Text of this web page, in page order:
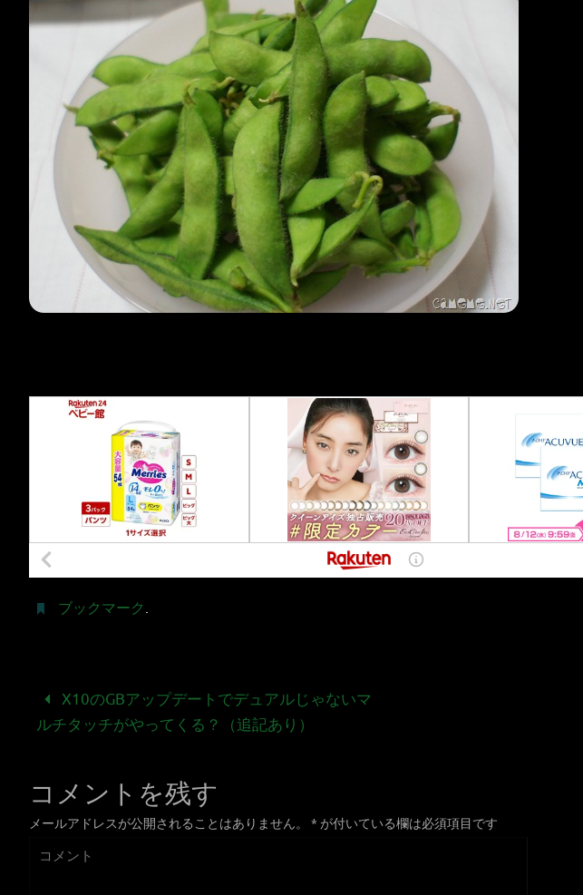
ブックマーク .
X10のGBアップデートでデュアルじゃないマ
ルチタッチがやってくる？（追記あり）
コメントを残す
メールアドレスが公開されることはありません。 * が付いている欄は必須項目です